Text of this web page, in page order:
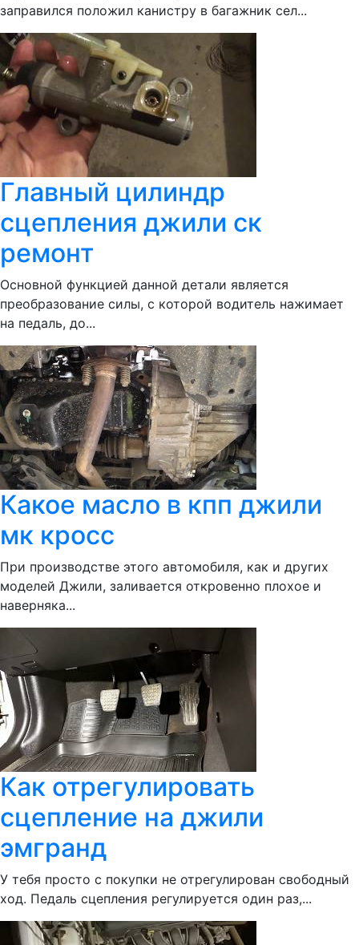
заправился положил канистру в багажник сел...
Главный цилиндр
сцепления джили ск
ремонт
Основной функцией данной детали является
преобразование силы, с которой водитель нажимает
на педаль, до...
Какое масло в кпп джили
мк кросс
При производстве этого автомобиля, как и других
моделей Джили, заливается откровенно плохое и
наверняка...
Как отрегулировать
сцепление на джили
эмгранд
У тебя просто с покупки не отрегулирован свободный
ход. Педаль сцепления регулируется один раз,...